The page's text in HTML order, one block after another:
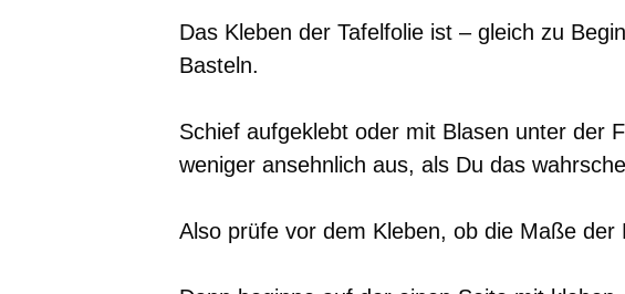
Das Kleben der Tafelfolie ist – gleich zu
Basteln.
Schief aufgeklebt oder mit Blasen unter der
weniger ansehnlich aus, als Du das
Also prüfe vor dem Kleben, ob die Maße der